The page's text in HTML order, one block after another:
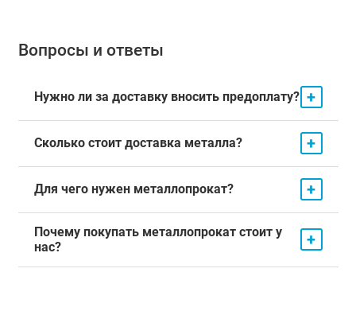
Вопросы и ответы
Нужно ли за доставку вносить предоплату? +
Сколько стоит доставка металла? +
Для чего нужен металлопрокат? +
Почему покупать металлопрокат стоит у
нас?
+